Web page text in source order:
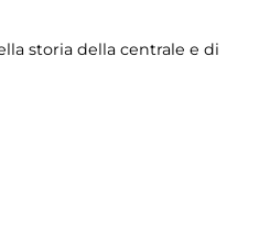
storia della centrale e di